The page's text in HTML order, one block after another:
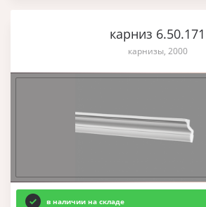
карниз 6.50.171
карнизы, 2000
в наличии на складе